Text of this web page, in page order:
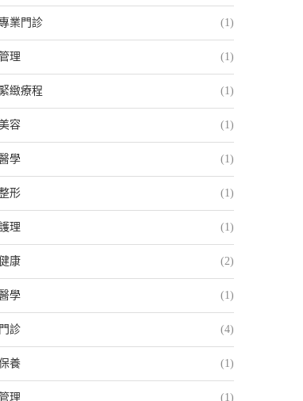
業門診 (1)
理 (1)
緻療程 (1)
容 (1)
學 (1)
形 (1)
理 (1)
康 (2)
學 (1)
診 (4)
養 (1)
理 (1)